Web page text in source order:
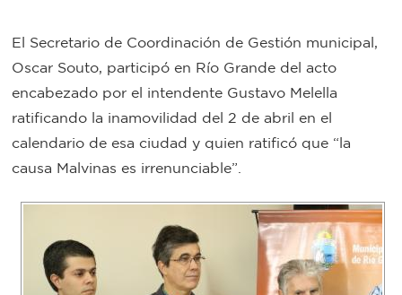
Rentas
Municipal
bondi
estudiantil
municipal
El Secretario de Coordinación de Gestión municipal,
Oscar Souto, participó en Río Grande del acto
encabezado por el intendente Gustavo Melella
ratificando la inamovilidad del 2 de abril en el
calendario de esa ciudad y quien ratificó que “la
causa Malvinas es irrenunciable”.